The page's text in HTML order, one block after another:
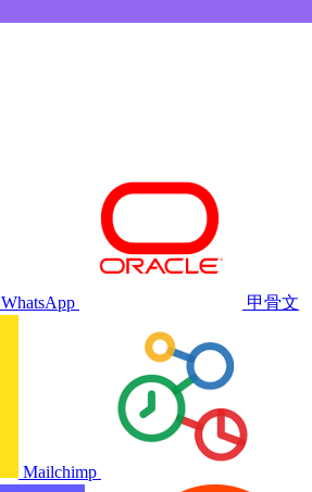
WhatsApp 甲骨文
Mailchimp